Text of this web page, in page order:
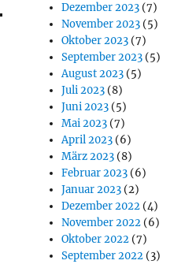
Dezember 2023 (7)
November 2023 (5)
Oktober 2023 (7)
September 2023 (5)
August 2023 (5)
Juli 2023 (8)
Juni 2023 (5)
Mai 2023 (7)
April 2023 (6)
März 2023 (8)
Februar 2023 (6)
Januar 2023 (2)
Dezember 2022 (4)
November 2022 (6)
Oktober 2022 (7)
September 2022 (3)